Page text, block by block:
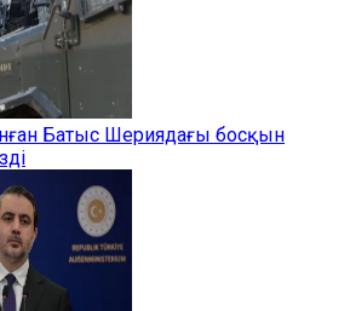
Батыс Шериядағы босқын